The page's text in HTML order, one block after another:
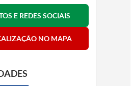
E REDES SOCIAIS
NO MAPA